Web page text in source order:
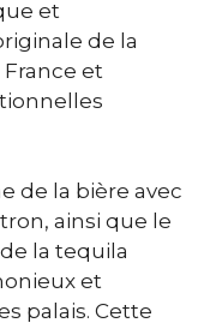
et
de la
et
de la bière avec
ainsi que le
la tequila
et
palais. Cette